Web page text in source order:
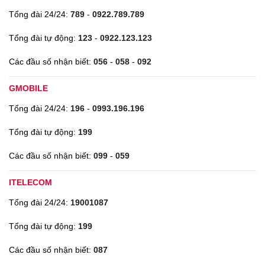
Tổng đài 24/24: 789 - 0922.789.789
Tổng đài tự động: 123 - 0922.123.123
Các đầu số nhận biết: 056 - 058 - 092
GMOBILE
Tổng đài 24/24: 196 - 0993.196.196
Tổng đài tự động: 199
Các đầu số nhận biết: 099 - 059
ITELECOM
Tổng đài 24/24: 19001087
Tổng đài tự động: 199
Các đầu số nhận biết: 087